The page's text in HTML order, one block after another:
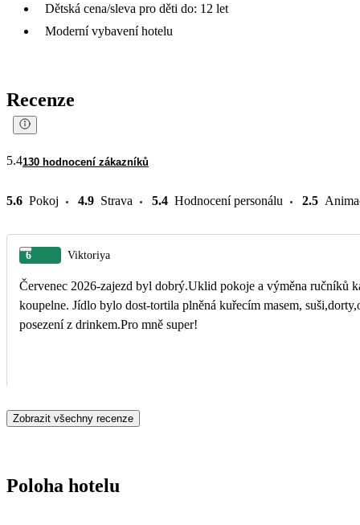
Dětská cena/sleva pro děti do: 12 let
Moderní vybavení hotelu
Recenze
5.4130 hodnocení zákazníků
5.6 Pokoj 4.9 Strava 5.4 Hodnocení personálu 2.5
6 Viktoriya
Červenec 2026-zajezd byl dobrý.Uklid pokoje a výměna ručníků
koupelne. Jídlo bylo dost-tortila plněná kuřecím masem,
posezení z drinkem.Pro mně super!
Zobrazit všechny recenze
Poloha hotelu